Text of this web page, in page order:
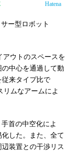
Hatena
ー型ロボット
ウトのスペースを
中心を通過して動
来タイプ比で
ムなアームによ
首の中空化によ
した。また、全て
装置との干渉リス